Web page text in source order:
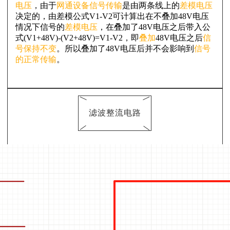
电压 ，由于网通设备信号传输是由两条线上的差模电压
决定的，由差模公式V1-V2可计算出在不叠加48V电压
情况下信号的差模电压 ，在叠加了48V电压之后带入公
式(V1+48V)-(V2+48V)=V1-V2，即叠加48V电压之后信
号保持不变。所以叠加了48V电压后并不会影响到 信号
的正常传输。
滤波整流电路